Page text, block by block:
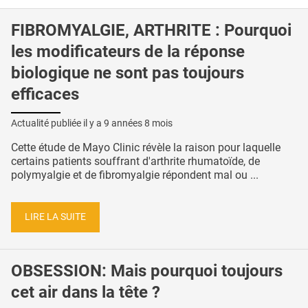
FIBROMYALGIE, ARTHRITE : Pourquoi
les modificateurs de la réponse
biologique ne sont pas toujours
efficaces
Actualité publiée il y a 9 années 8 mois
Cette étude de Mayo Clinic révèle la raison pour laquelle
certains patients souffrant d'arthrite rhumatoïde, de
polymyalgie et de fibromyalgie répondent mal ou ...
LIRE LA SUITE
OBSESSION: Mais pourquoi toujours
cet air dans la tête ?